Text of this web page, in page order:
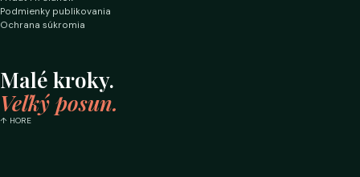
Podmienky publikovania
Ochrana súkromia
Malé kroky.
Veľký posun.
↑ HORE